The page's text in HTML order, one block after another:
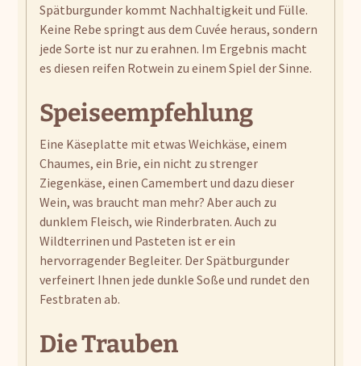
Spätburgunder kommt Nachhaltigkeit und Fülle.
Keine Rebe springt aus dem Cuvée heraus, sondern
jede Sorte ist nur zu erahnen. Im Ergebnis macht
es diesen reifen Rotwein zu einem Spiel der Sinne.
Speiseempfehlung
Eine Käseplatte mit etwas Weichkäse, einem
Chaumes, ein Brie, ein nicht zu strenger
Ziegenkäse, einen Camembert und dazu dieser
Wein, was braucht man mehr? Aber auch zu
dunklem Fleisch, wie Rinderbraten. Auch zu
Wildterrinen und Pasteten ist er ein
hervorragender Begleiter. Der Spätburgunder
verfeinert Ihnen jede dunkle Soße und rundet den
Festbraten ab.
Die Trauben